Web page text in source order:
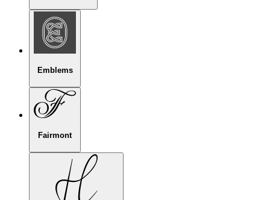
Emblems
Fairmont